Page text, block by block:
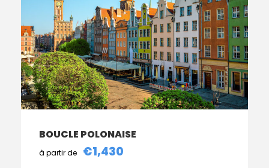
BOUCLE POLONAISE
€1,430